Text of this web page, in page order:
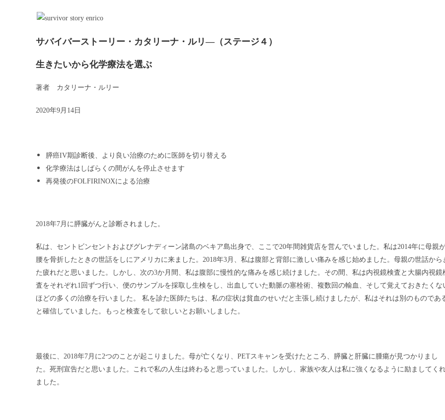
サバイバーストーリー・カタリーナ・ルリ―（ステージ４）
生きたいから化学療法を選ぶ
著者 カタリーナ・ルリー
2020年9月14日
膵癌IV期診断後、より良い治療のために医師を切り替える
化学療法はしばらくの間がんを停止させます
再発後のFOLFIRINOXによる治療
2018年7月に膵臓がんと診断されました。
私は、セントビンセントおよびグレナディーン諸島のベキア島出身で、ここで20年間雑貨店を営んでいました。私は2014年に母親
腰を骨折したときの世話をしにアメリカに来ました。2018年3月、私は腹部と背部に激しい痛みを感じ始めました。母親の世話から
た疲れだと思いました。しかし、次の3か月間、私は腹部に慢性的な痛みを感じ続けました。その間、私は内視鏡検査と大腸内視鏡
査をそれぞれ1回ずつ行い、便のサンプルを採取し生検をし、出血していた動脈の塞栓術、複数回の輸血、そして覚えておきたくな
ほどの多くの治療を行いました。 私を診た医師たちは、私の症状は貧血のせいだと主張し続けましたが、私はそれは別のものであ
と確信していました。もっと検査をして欲しいとお願いしました。
最後に、2018年7月に2つのことが起こりました。母が亡くなり、PETスキャンを受けたところ、膵臓と肝臓に腫瘍が見つかりまし
た。死刑宣告だと思いました。これで私の人生は終わると思っていました。しかし、家族や友人は私に強くなるように励ましてく
ました。